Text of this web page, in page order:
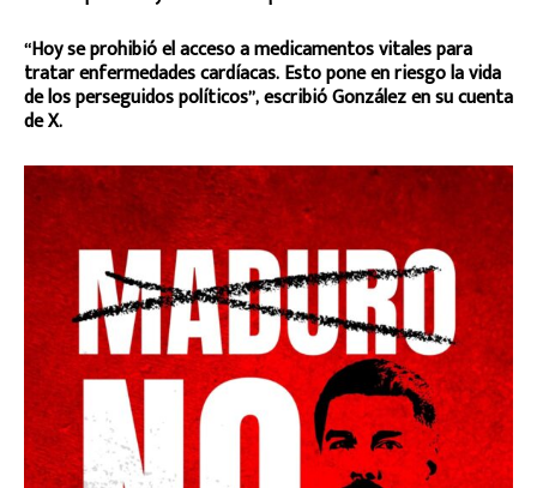
“Hoy se prohibió el acceso a medicamentos vitales para
tratar enfermedades cardíacas. Esto pone en riesgo la vida
de los perseguidos políticos”, escribió González en su cuenta
de X.